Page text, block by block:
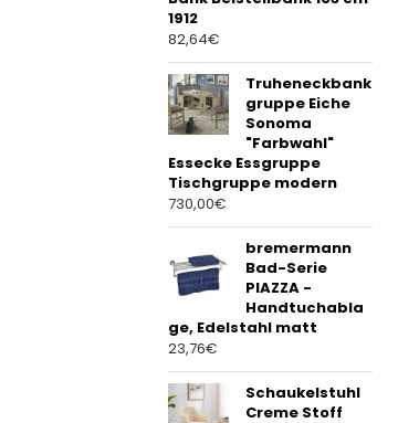
1912
82,64€
Truheneckbank
gruppe Eiche
Sonoma
"Farbwahl"
Essecke Essgruppe
Tischgruppe modern
730,00€
bremermann
Bad-Serie
PIAZZA -
Handtuchabla
ge, Edelstahl matt
23,76€
Schaukelstuhl
Creme Stoff